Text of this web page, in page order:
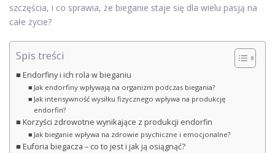
szczęścia, i co sprawia, że bieganie staje się dla wielu pasją na
całe życie?
Spis treści
Endorfiny i ich rola w bieganiu
Jak endorfiny wpływają na organizm podczas biegania?
Jak intensywność wysiłku fizycznego wpływa na produkcję
endorfin?
Korzyści zdrowotne wynikające z produkcji endorfin
Jak bieganie wpływa na zdrowie psychiczne i emocjonalne?
Euforia biegacza – co to jest i jak ją osiągnąć?